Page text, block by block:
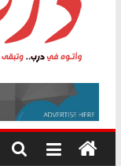
درب
وأتوه
درب..
وتبقى
هي